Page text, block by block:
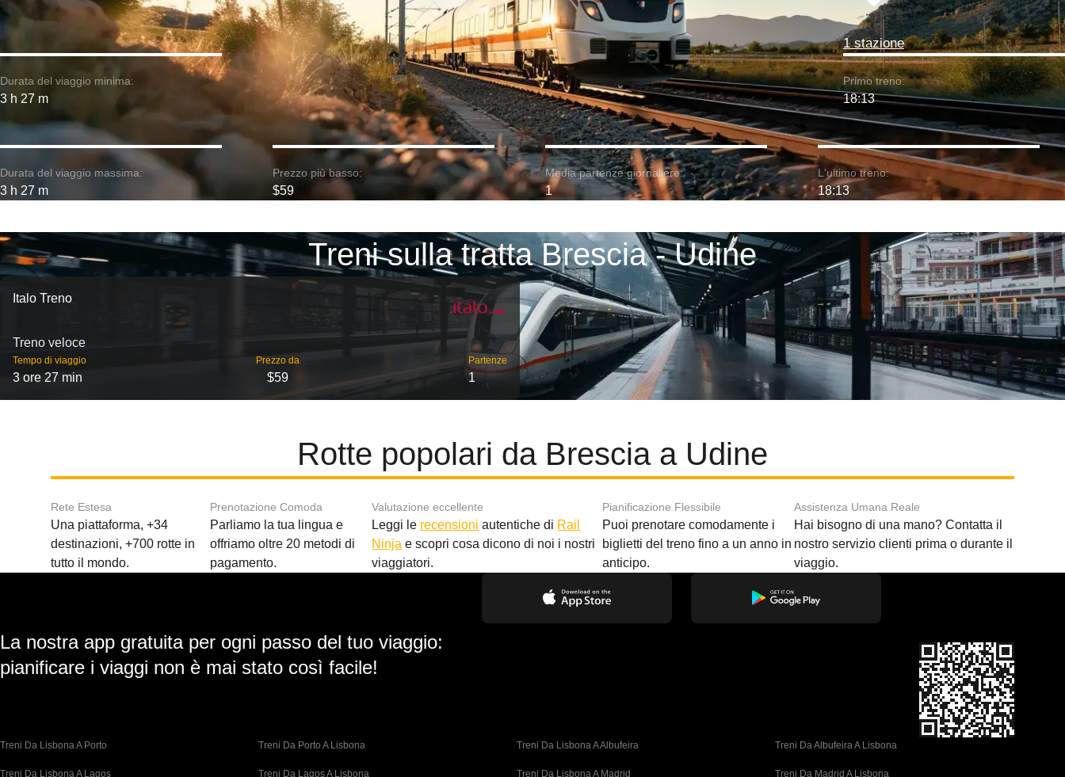
1 stazione
Durata del viaggio minima:
3 h 27 m
Primo treno:
18:13
Durata del viaggio massima:
3 h 27 m
Prezzo più basso:
$59
Media partenze giornaliere:
1
L'ultimo treno:
18:13
Treni sulla tratta Brescia - Udine
Italo Treno
Treno veloce
Tempo di viaggio
3 ore 27 min
Prezzo da
$59
Partenze
1
Rotte popolari da Brescia a Udine
Rete Estesa
Una piattaforma, +34
destinazioni, +700 rotte in
tutto il mondo.
Prenotazione Comoda
Parliamo la tua lingua e
offriamo oltre 20 metodi di
pagamento.
Valutazione eccellente
Leggi le recensioni autentiche di Rail
Ninja e scopri cosa dicono di noi i nostri
viaggiatori.
Pianificazione Flessibile
Puoi prenotare comodamente i
biglietti del treno fino a un anno in
anticipo.
Assistenza Umana Reale
Hai bisogno di una mano? Contatta il
nostro servizio clienti prima o durante il
viaggio.
La nostra app gratuita per ogni passo del tuo viaggio:
pianificare i viaggi non è mai stato così facile!
Treni Da Lisbona A Porto Treni Da Porto A Lisbona Treni Da Lisbona A Albufeira Treni Da Albufeira A Lisbona
Treni Da Lisbona A Lagos Treni Da Lagos A Lisbona Treni Da Lisbona A Madrid Treni Da Madrid A Lisbona